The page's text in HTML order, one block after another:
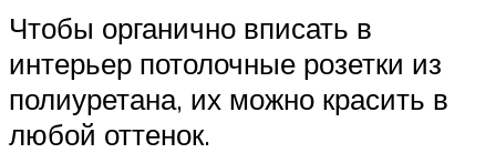
Чтобы органично вписать в
интерьер потолочные розетки из
полиуретана, их можно красить в
любой оттенок.